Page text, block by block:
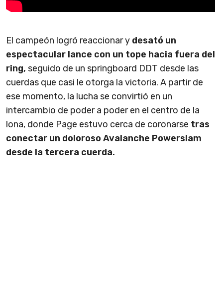
El campeón logró reaccionar y desató un
espectacular lance con un tope hacia fuera del
ring, seguido de un springboard DDT desde las
cuerdas que casi le otorga la victoria. A partir de
ese momento, la lucha se convirtió en un
intercambio de poder a poder en el centro de la
lona, donde Page estuvo cerca de coronarse tras
conectar un doloroso Avalanche Powerslam
desde la tercera cuerda.